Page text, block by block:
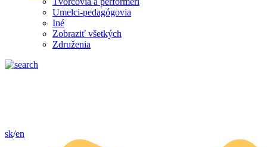
Umelci-pedagógovia
Iné
Zobraziť všetkých
Združenia
sk/en